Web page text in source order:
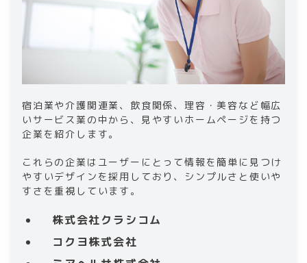
宿泊業や介護関連業、飲食関係、理容・美容など幅広
いサービス業の中から、見やすいホームページを持つ
企業を紹介します。
これらの企業はユーザーにとって情報を簡単に見つけ
やすいデザインを採用しており、シンプルさと使いや
すさを重視しています。
株式会社クラシコム
コクヨ株式会社